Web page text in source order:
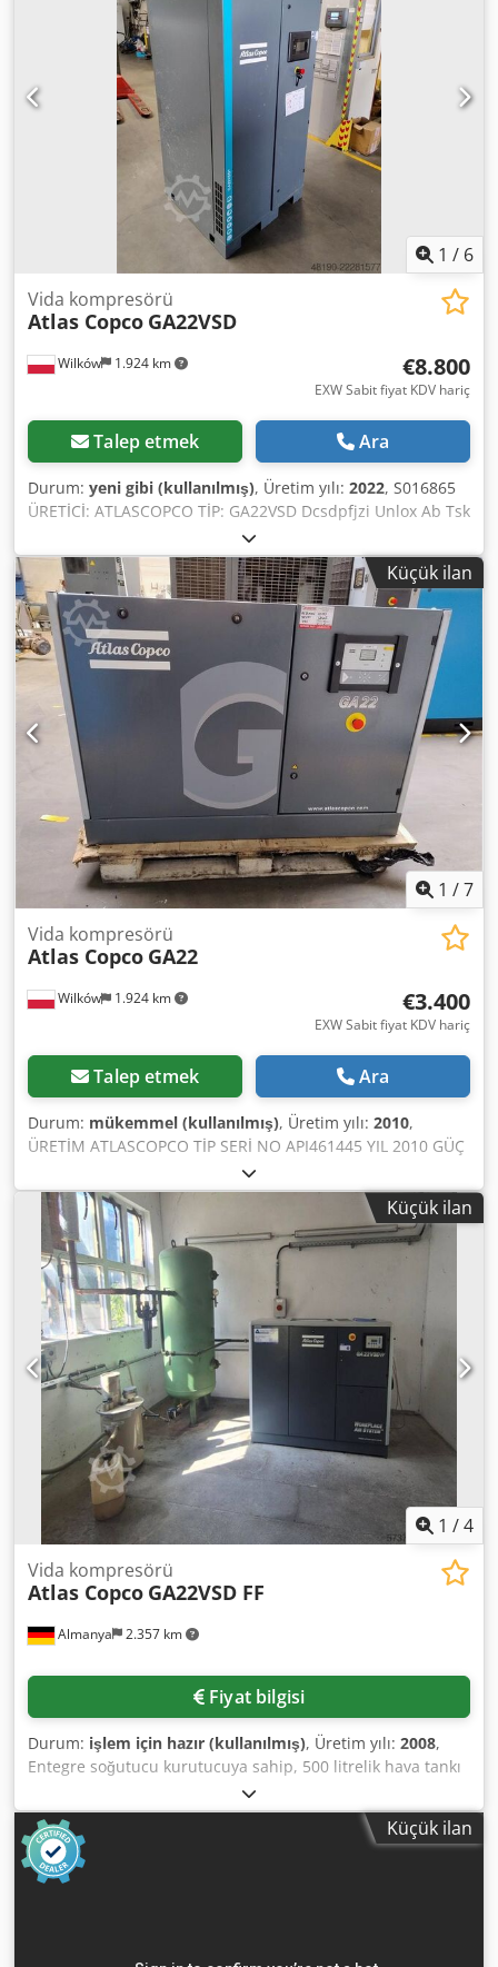
durumda, kullanıma hazır, garanti verilmektedir. Servis
hizmeti sağlanmaktadır. Aşağıda video bağlantısı
bulunmaktadır.
1 / 6
Wilków 1.924 km
Vida kompresörü
Atlas Copco GA22VSD
€8.800
EXW Sabit fiyat KDV hariç
Talep etmek Ara
Durum: yeni gibi (kullanılmış), Üretim yılı: 2022, S016865
ÜRETİCİ: ATLASCOPCO TİP: GA22VSD Dcsdpfjzi Unlox Ab Tsk
SERİ NUMARASI: API469861 YIL: 2022 GÜÇ (kW): 22 VERİM
(m3/dak): 4,9 BASINÇ (bar): 10,5 ÇALIŞMA SÜRESİ
(SAAT/TOPLAM): 3184 FREKANS ÇEVİRİCİ: Var YERLEŞİK
KURUTUCU: Yok ISI DEĞİŞTİRİCİ: Yok SOĞUTMA (HAVA/SU):
Hava TANK ÜZERİNDE: Yok DÖKÜMANLAR: Var
Küçük ilan
1 /7
Wilków 1.924 km
Vida kompresörü
Atlas Copco GA22
€3.400
EXW Sabit fiyat KDV hariç
Talep etmek Ara
Durum: mükemmel (kullanılmış), Üretim yılı: 2010,
ÜRETİM ATLASCOPCO TİP SERİ NO API461445 YIL 2010 GÜÇ
(kW) 22 VERİM (m3/dak) 3,61 BASINÇ (bar) 7,5 ÇALIŞMA
SÜRESİ (SAAT/TOPLAM) FREKANS DEĞİŞTİRİCİ hayır
YERLEŞİK KURUTUCU hayır ISI DEĞİŞTİRİCİ hayır SOĞUTMA
(HAVA/SU) hava TANK ÜZERİNDE hayır BELGELER hayır
BAĞLANTI 1 1/4 YENİ/İKİNCİ EL İKİNCİ EL Dcodpezi T Dxjfx
Ab Tsk
Küçük ilan
1 /4
Almanya 2.357 km
Vida kompresörü
Atlas Copco GA22VSD FF
Fiyat bilgisi
Durum: işlem için hazır (kullanılmış), Üretim yılı: 2008,
Entegre soğutucu kurutucuya sahip, 500 litrelik hava tankı
dahil Atlas Copco vidalı kompresör satılıktır. Motor gücü:
22kW (30HP), debi: 3,84m³/dak (64l/sn), maks. çalışma
basıncı: 12,8 bar, çalışma saati: 29897 saat, kurutucu
soğutucu: R134a, 0,95kg. Kompresör, uzman bir firma
tarafından eksiksiz olarak her yıl bakımdan geçirilmiştir.
Küçük ilan